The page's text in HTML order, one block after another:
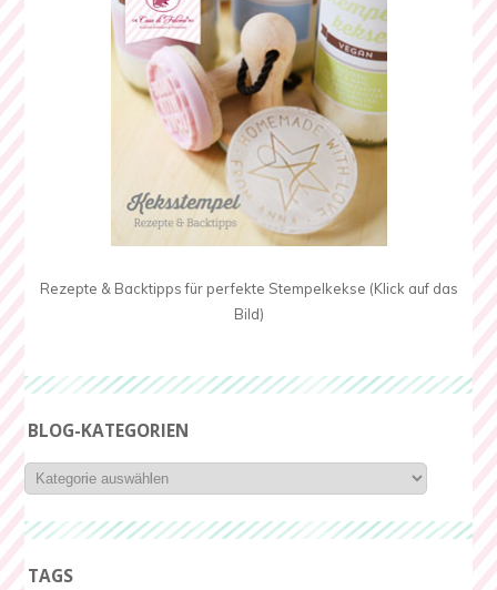
Rezepte & Backtipps für perfekte Stempelkekse (Klick auf das
Bild)
BLOG-KATEGORIEN
Blog-
Kategorien
TAGS